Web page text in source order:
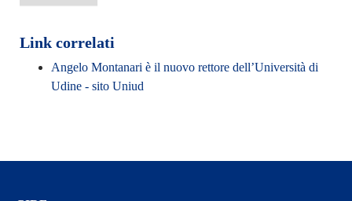
Link correlati
Angelo Montanari è il nuovo rettore dell’Università di
Udine - sito Uniud